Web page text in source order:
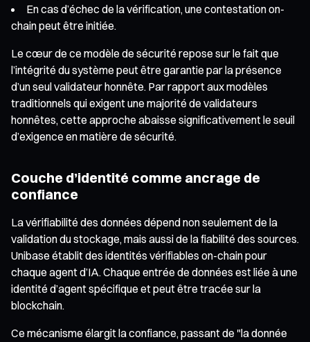
En cas d’échec de la vérification, une contestation on-
chain peut être initiée.
Le cœur de ce modèle de sécurité repose sur le fait que
l’intégrité du système peut être garantie par la présence
d’un seul validateur honnête. Par rapport aux modèles
traditionnels qui exigent une majorité de validateurs
honnêtes, cette approche abaisse significativement le seuil
d’exigence en matière de sécurité.
Couche d’identité comme ancrage de
confiance
La vérifiabilité des données dépend non seulement de la
validation du stockage, mais aussi de la fiabilité des sources.
Unibase établit des identités vérifiables on-chain pour
chaque agent d’IA. Chaque entrée de données est liée à une
identité d’agent spécifique et peut être tracée sur la
blockchain.
Ce mécanisme élargit la confiance, passant de "la donnée